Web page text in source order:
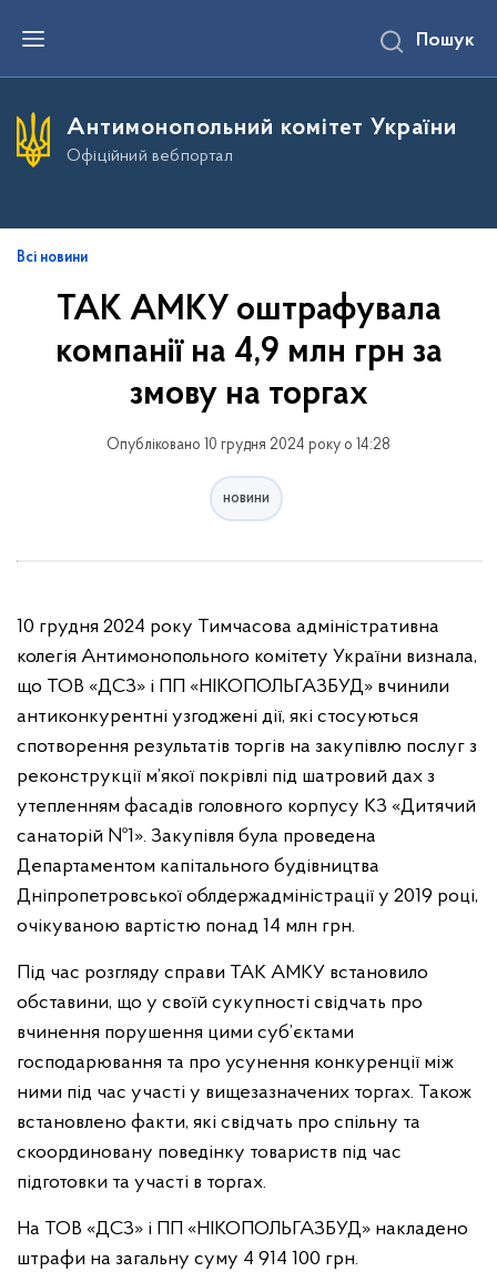
е
и
д
в
Пошук
Антимонопольний комітет України
Офіційний вебпортал
Всі новини
ТАК АМКУ оштрафувала
компанії на 4,9 млн грн за
змову на торгах
Опубліковано 10 грудня 2024 року о 14:28
новини
10 грудня 2024 року Тимчасова адміністративна
колегія Антимонопольного комітету України визнала,
що ТОВ «ДСЗ» і ПП «НІКОПОЛЬГАЗБУД» вчинили
антиконкурентні узгоджені дії, які стосуються
спотворення результатів торгів на закупівлю послуг з
реконструкції м’якої покрівлі під шатровий дах з
утепленням фасадів головного корпусу КЗ «Дитячий
санаторій №1». Закупівля була проведена
Департаментом капітального будівництва
Дніпропетровської облдержадміністрації у 2019 році,
очікуваною вартістю понад 14 млн грн.
Під час розгляду справи ТАК АМКУ встановило
обставини, що у своїй сукупності свідчать про
вчинення порушення цими суб’єктами
господарювання та про усунення конкуренції між
ними під час участі у вищезазначених торгах. Також
встановлено факти, які свідчать про спільну та
скоординовану поведінку товариств під час
підготовки та участі в торгах.
На ТОВ «ДСЗ» і ПП «НІКОПОЛЬГАЗБУД» накладено
штрафи на загальну суму 4 914 100 грн.